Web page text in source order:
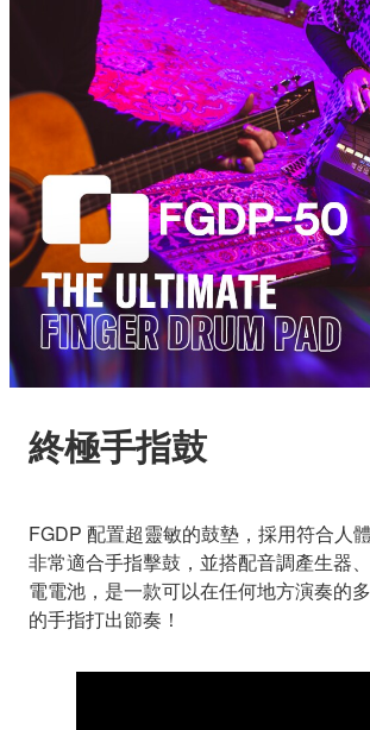
終極手指鼓
FGDP 配置超靈敏的鼓墊，採用符合人
非常適合手指擊鼓，並搭配音調產生器
電電池，是一款可以在任何地方演奏的
的手指打出節奏！